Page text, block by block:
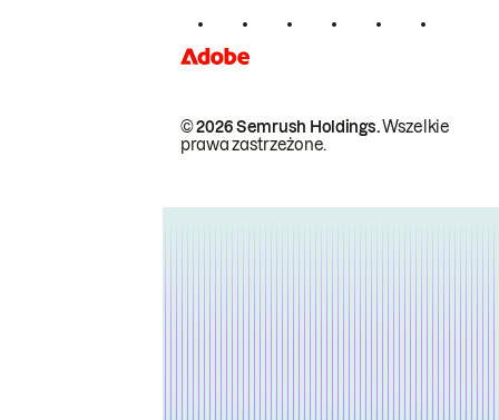
© 2026 Semrush Holdings.Wszelkie
prawa zastrzeżone.